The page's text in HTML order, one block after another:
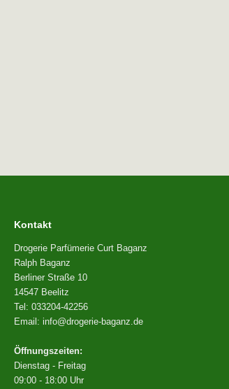
Kontakt
Drogerie Parfümerie Curt Baganz
Ralph Baganz
Berliner Straße 10
14547 Beelitz
Tel: 033204-42256
Email: info@drogerie-baganz.de
Öffnungszeiten:
Dienstag - Freitag
09:00 - 18:00 Uhr